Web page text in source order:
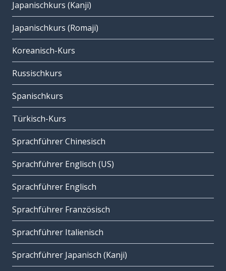
Japanischkurs (Kanji)
Japanischkurs (Romaji)
Koreanisch-Kurs
Russischkurs
Spanischkurs
Türkisch-Kurs
Sprachführer Chinesisch
Sprachführer Englisch (US)
Sprachführer Englisch
Sprachführer Französisch
Sprachführer Italienisch
Sprachführer Japanisch (Kanji)